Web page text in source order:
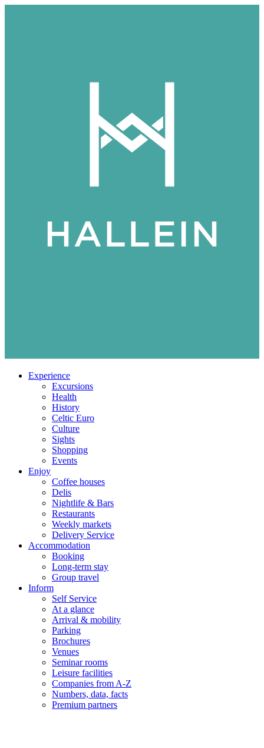
Experience
Excursions
Health
History
Celtic Euro
Culture
Sights
Shopping
Events
Enjoy
Coffee houses
Delis
Nightlife & Bars
Restaurants
Weekly markets
Delivery Service
Accommodation
Booking
Long-term stay
Group travel
Inform
Self Service
At a glance
Arrival & mobility
Parking
Brochures
Venues
Seminar rooms
Leisure facilities
Companies from A-Z
Numbers, data, facts
Premium partners